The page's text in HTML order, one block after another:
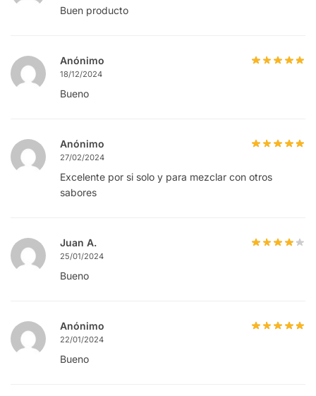
Buen producto
Anónimo
18/12/2024
Bueno
Anónimo
27/02/2024
Excelente por si solo y para mezclar con otros
sabores
Juan A.
25/01/2024
Bueno
Anónimo
22/01/2024
Bueno